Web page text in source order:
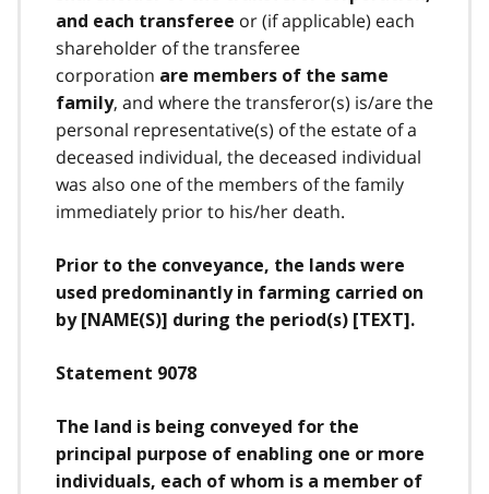
and each transferee or (if applicable) each
shareholder of the transferee
corporation are members of the same
family, and where the transferor(s) is/are the
personal representative(s) of the estate of a
deceased individual, the deceased individual
was also one of the members of the family
immediately prior to his/her death.
Prior to the conveyance, the lands were
used predominantly in farming carried on
by [NAME(S)] during the period(s) [TEXT].
Statement 9078
The land is being conveyed for the
principal purpose of enabling one or more
individuals, each of whom is a member of